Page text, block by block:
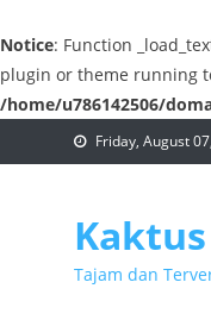
Notice: Function
plugin or theme running
/home/u786142506/
to
Friday, August
Tajam dan